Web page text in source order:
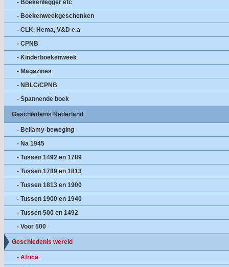
- Boekenlegger etc
- Boekenweekgeschenken
- CLK, Hema, V&D e.a
- CPNB
- Kinderboekenweek
- Magazines
- NBLC/CPNB
- Spannende boek
Geschiedenis Nederland
- Bellamy-beweging
- Na 1945
- Tussen 1492 en 1789
- Tussen 1789 en 1813
- Tussen 1813 en 1900
- Tussen 1900 en 1940
- Tussen 500 en 1492
- Voor 500
Geschiedenis wereld
- Africa